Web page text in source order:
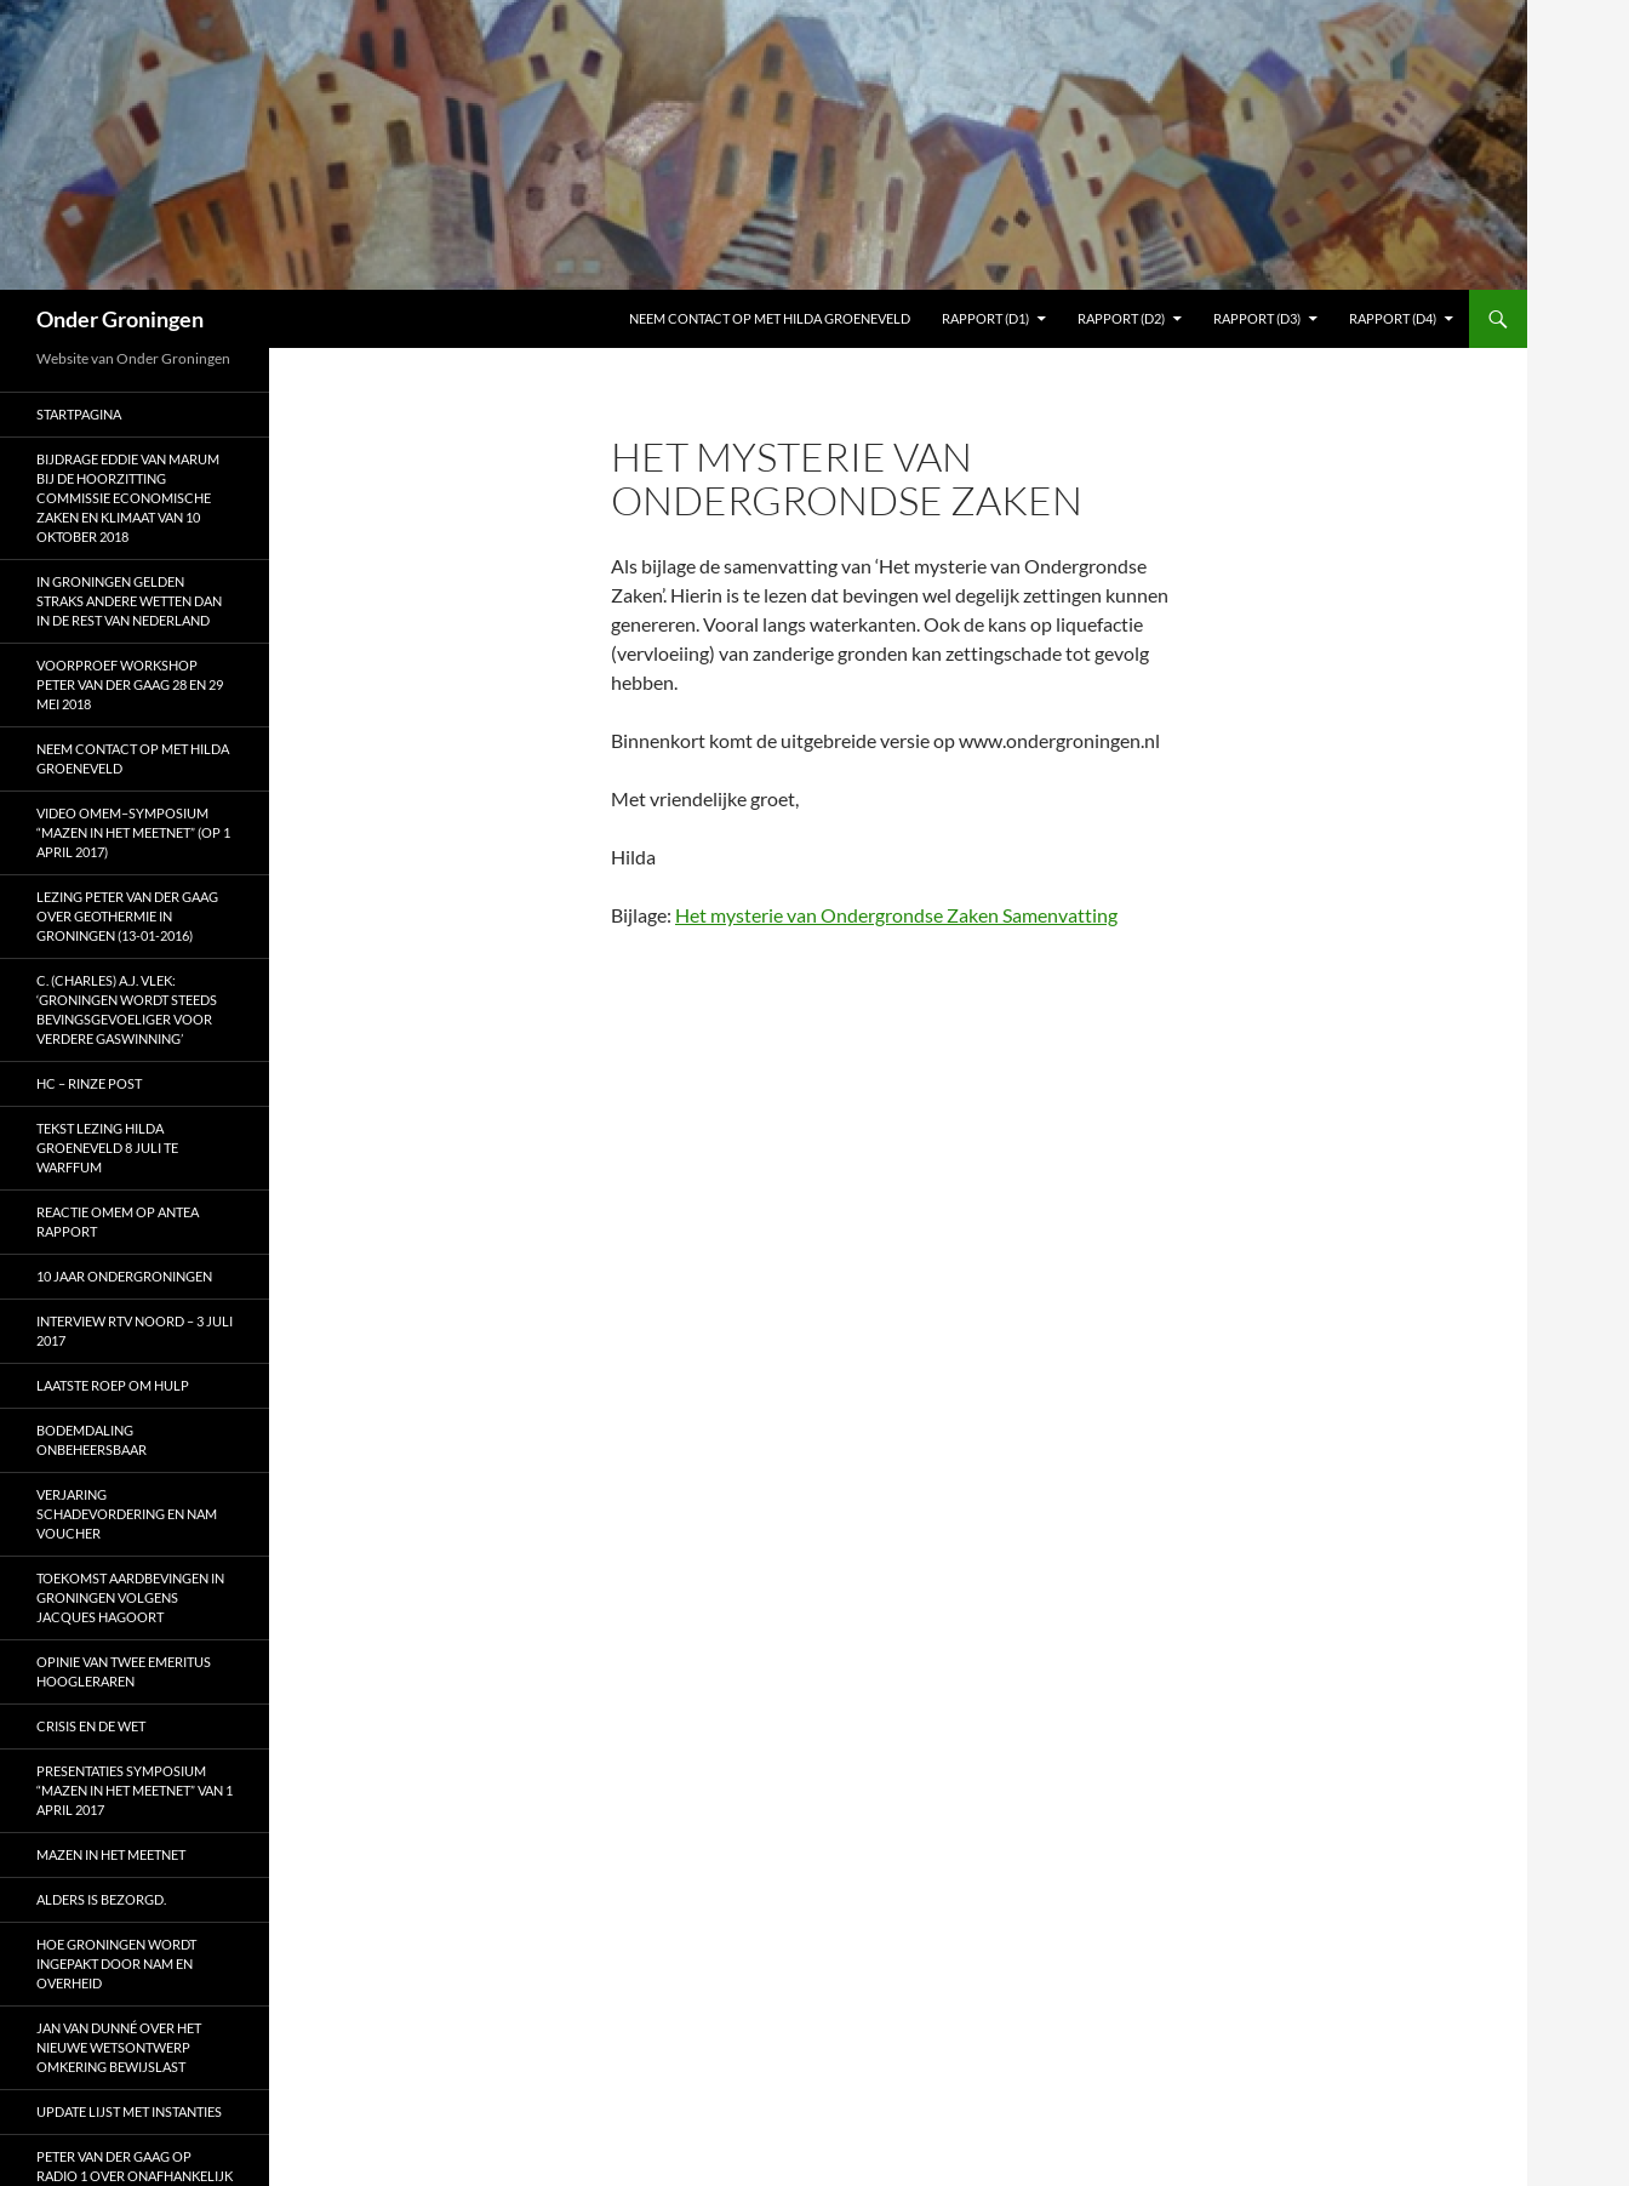
Ga
naar
de
inhoud
Onder Groningen NEEM CONTACT OP MET HILDA GROENEVELD RAPPORT (D1) RAPPORT (D2) RAPPORT (D3) RAPPORT (D4)
HET MYSTERIE VAN
ONDERGRONDSE ZAKEN
Als bijlage de samenvatting van ‘Het mysterie van Ondergrondse
Zaken’. Hierin is te lezen dat bevingen wel degelijk zettingen kunnen
genereren. Vooral langs waterkanten. Ook de kans op liquefactie
(vervloeiing) van zanderige gronden kan zettingschade tot gevolg
hebben.
Binnenkort komt de uitgebreide versie op www.ondergroningen.nl
Met vriendelijke groet,
Hilda
Bijlage: Het mysterie van Ondergrondse Zaken Samenvatting
Website van Onder Groningen
STARTPAGINA
BIJDRAGE EDDIE VAN MARUM
BIJ DE HOORZITTING
COMMISSIE ECONOMISCHE
ZAKEN EN KLIMAAT VAN 10
OKTOBER 2018
IN GRONINGEN GELDEN
STRAKS ANDERE WETTEN DAN
IN DE REST VAN NEDERLAND
VOORPROEF WORKSHOP
PETER VAN DER GAAG 28 EN 29
MEI 2018
NEEM CONTACT OP MET HILDA
GROENEVELD
VIDEO OMEM–SYMPOSIUM
“MAZEN IN HET MEETNET” (OP 1
APRIL 2017)
LEZING PETER VAN DER GAAG
OVER GEOTHERMIE IN
GRONINGEN (13-01-2016)
C. (CHARLES) A.J. VLEK:
‘GRONINGEN WORDT STEEDS
BEVINGSGEVOELIGER VOOR
VERDERE GASWINNING’
HC – RINZE POST
TEKST LEZING HILDA
GROENEVELD 8 JULI TE
WARFFUM
REACTIE OMEM OP ANTEA
RAPPORT
10 JAAR ONDERGRONINGEN
INTERVIEW RTV NOORD – 3 JULI
2017
LAATSTE ROEP OM HULP
BODEMDALING
ONBEHEERSBAAR
VERJARING
SCHADEVORDERING EN NAM
VOUCHER
TOEKOMST AARDBEVINGEN IN
GRONINGEN VOLGENS
JACQUES HAGOORT
OPINIE VAN TWEE EMERITUS
HOOGLERAREN
CRISIS EN DE WET
PRESENTATIES SYMPOSIUM
“MAZEN IN HET MEETNET” VAN 1
APRIL 2017
MAZEN IN HET MEETNET
ALDERS IS BEZORGD.
HOE GRONINGEN WORDT
INGEPAKT DOOR NAM EN
OVERHEID
JAN VAN DUNNÉ OVER HET
NIEUWE WETSONTWERP
OMKERING BEWIJSLAST
UPDATE LIJST MET INSTANTIES
PETER VAN DER GAAG OP
RADIO 1 OVER ONAFHANKELIJK